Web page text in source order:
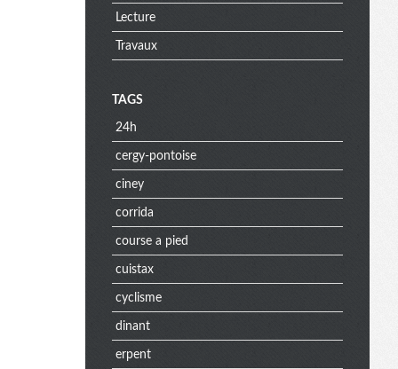
Lecture
Travaux
TAGS
24h
cergy-pontoise
ciney
corrida
course a pied
cuistax
cyclisme
dinant
erpent